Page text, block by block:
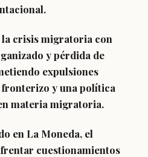
crisis migratoria con
y pérdida de
expulsiones
y una política
materia migratoria.
en La Moneda, el
cuestionamientos